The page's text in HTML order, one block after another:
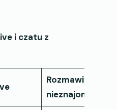
i czatu z
Rozmawiaj z
nieznajomymi